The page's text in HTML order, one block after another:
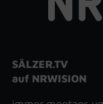
SÄLZER.TV
auf NRWISION